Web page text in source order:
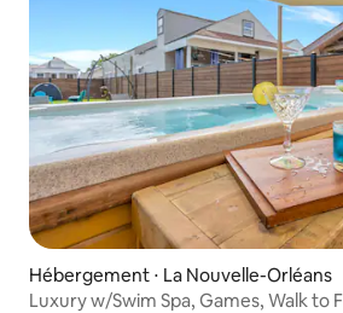
Hébergement ⋅ La Nouvelle-Orléans
Luxury w/Swim Spa, Games, Walk to